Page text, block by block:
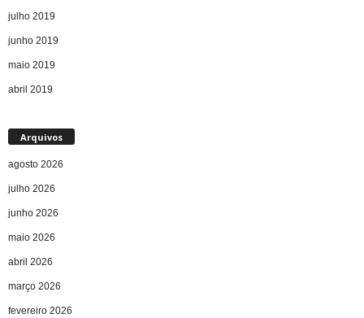
julho 2019
junho 2019
maio 2019
abril 2019
Arquivos
agosto 2026
julho 2026
junho 2026
maio 2026
abril 2026
março 2026
fevereiro 2026